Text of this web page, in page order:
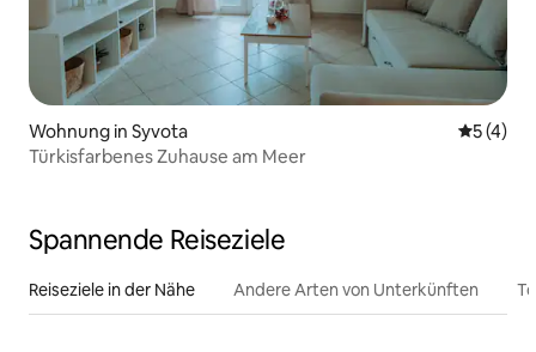
Wohnung in Syvota
5 (4)
Türkisfarbenes Zuhause am Meer
Spannende Reiseziele
Reiseziele in der Nähe Andere Arten von Unterkünften